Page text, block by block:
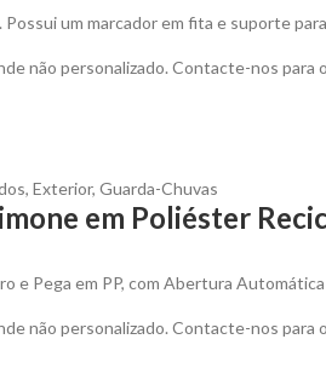
um marcador em fita e suporte
não personalizado. Contacte-nos
, Exterior, Guarda-Chuvas
em Poliéster
e Pega em PP, com Abertura
não personalizado. Contacte-nos